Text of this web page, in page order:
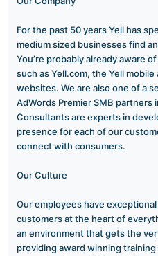
For the past 50 years Yell has
medium sized businesses find
You’re probably already aware
such as Yell.com, the Yell
websites. We are also one of a
AdWords Premier SMB partners
Consultants are experts in
presence for each of our
connect with consumers.
Our Culture
Our employees have
customers at the heart of
an environment that gets the
providing award winning